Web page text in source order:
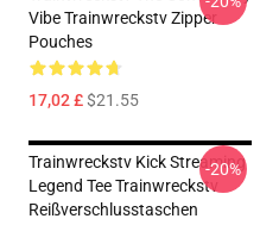
Vibe Trainwreckstv Zipper
Pouches
17,02 £$21.55
Trainwreckstv Kick Streaming
Legend Tee Trainwreckstv
Reißverschlusstaschen
-20%